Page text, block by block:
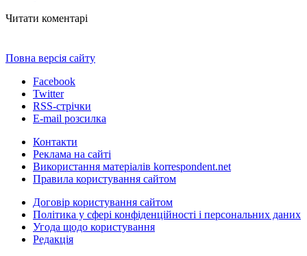
Читати коментарі
Повна версія сайту
Facebook
Twitter
RSS-стрічки
E-mail розсилка
Контакти
Реклама на сайті
Використання матеріалів korrespondent.net
Правила користування сайтом
Договір користування сайтом
Політика у сфері конфіденційності і персональних даних
Угода щодо користування
Редакція